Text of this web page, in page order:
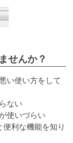
せんか？
い使い方をして
ない
使いづらい
利な機能を知り